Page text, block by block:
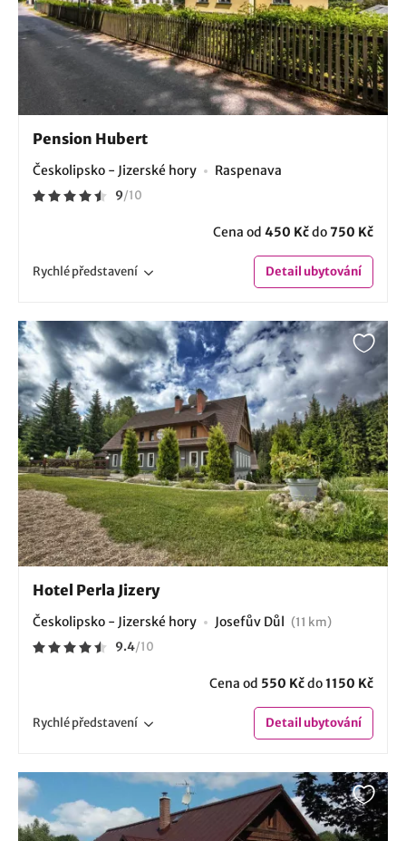
Pension Hubert
Českolipsko - Jizerské hory Raspenava
9/10
Cena od 450 Kčdo750 Kč
Rychlépředstavení Detailubytování
Hotel Perla Jizery
Českolipsko - Jizerské hory Josefův Důl (11 km)
9.4/10
Cena od 550 Kčdo1150 Kč
Rychlépředstavení Detailubytování